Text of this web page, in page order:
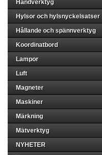
Handverktyg
Hylsor och hylsnyckelsatser
Hållande och spännverktyg
Koordinatbord
Lampor
Luft
Magneter
Maskiner
Märkning
Mätverktyg
NYHETER